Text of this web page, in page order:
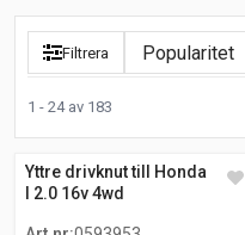
Filtrera
1 - 24 av 183
Yttre drivknut till Honda Cr-v
I 2.0 16v 4wd